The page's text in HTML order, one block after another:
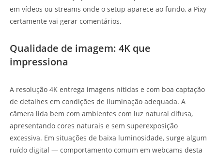
em vídeos ou streams onde o setup aparece ao fundo, a Pixy
certamente vai gerar comentários.
Qualidade de imagem: 4K que
impressiona
A resolução 4K entrega imagens nítidas e com boa captação
de detalhes em condições de iluminação adequada. A
câmera lida bem com ambientes com luz natural difusa,
apresentando cores naturais e sem superexposição
excessiva. Em situações de baixa luminosidade, surge algum
ruído digital — comportamento comum em webcams desta